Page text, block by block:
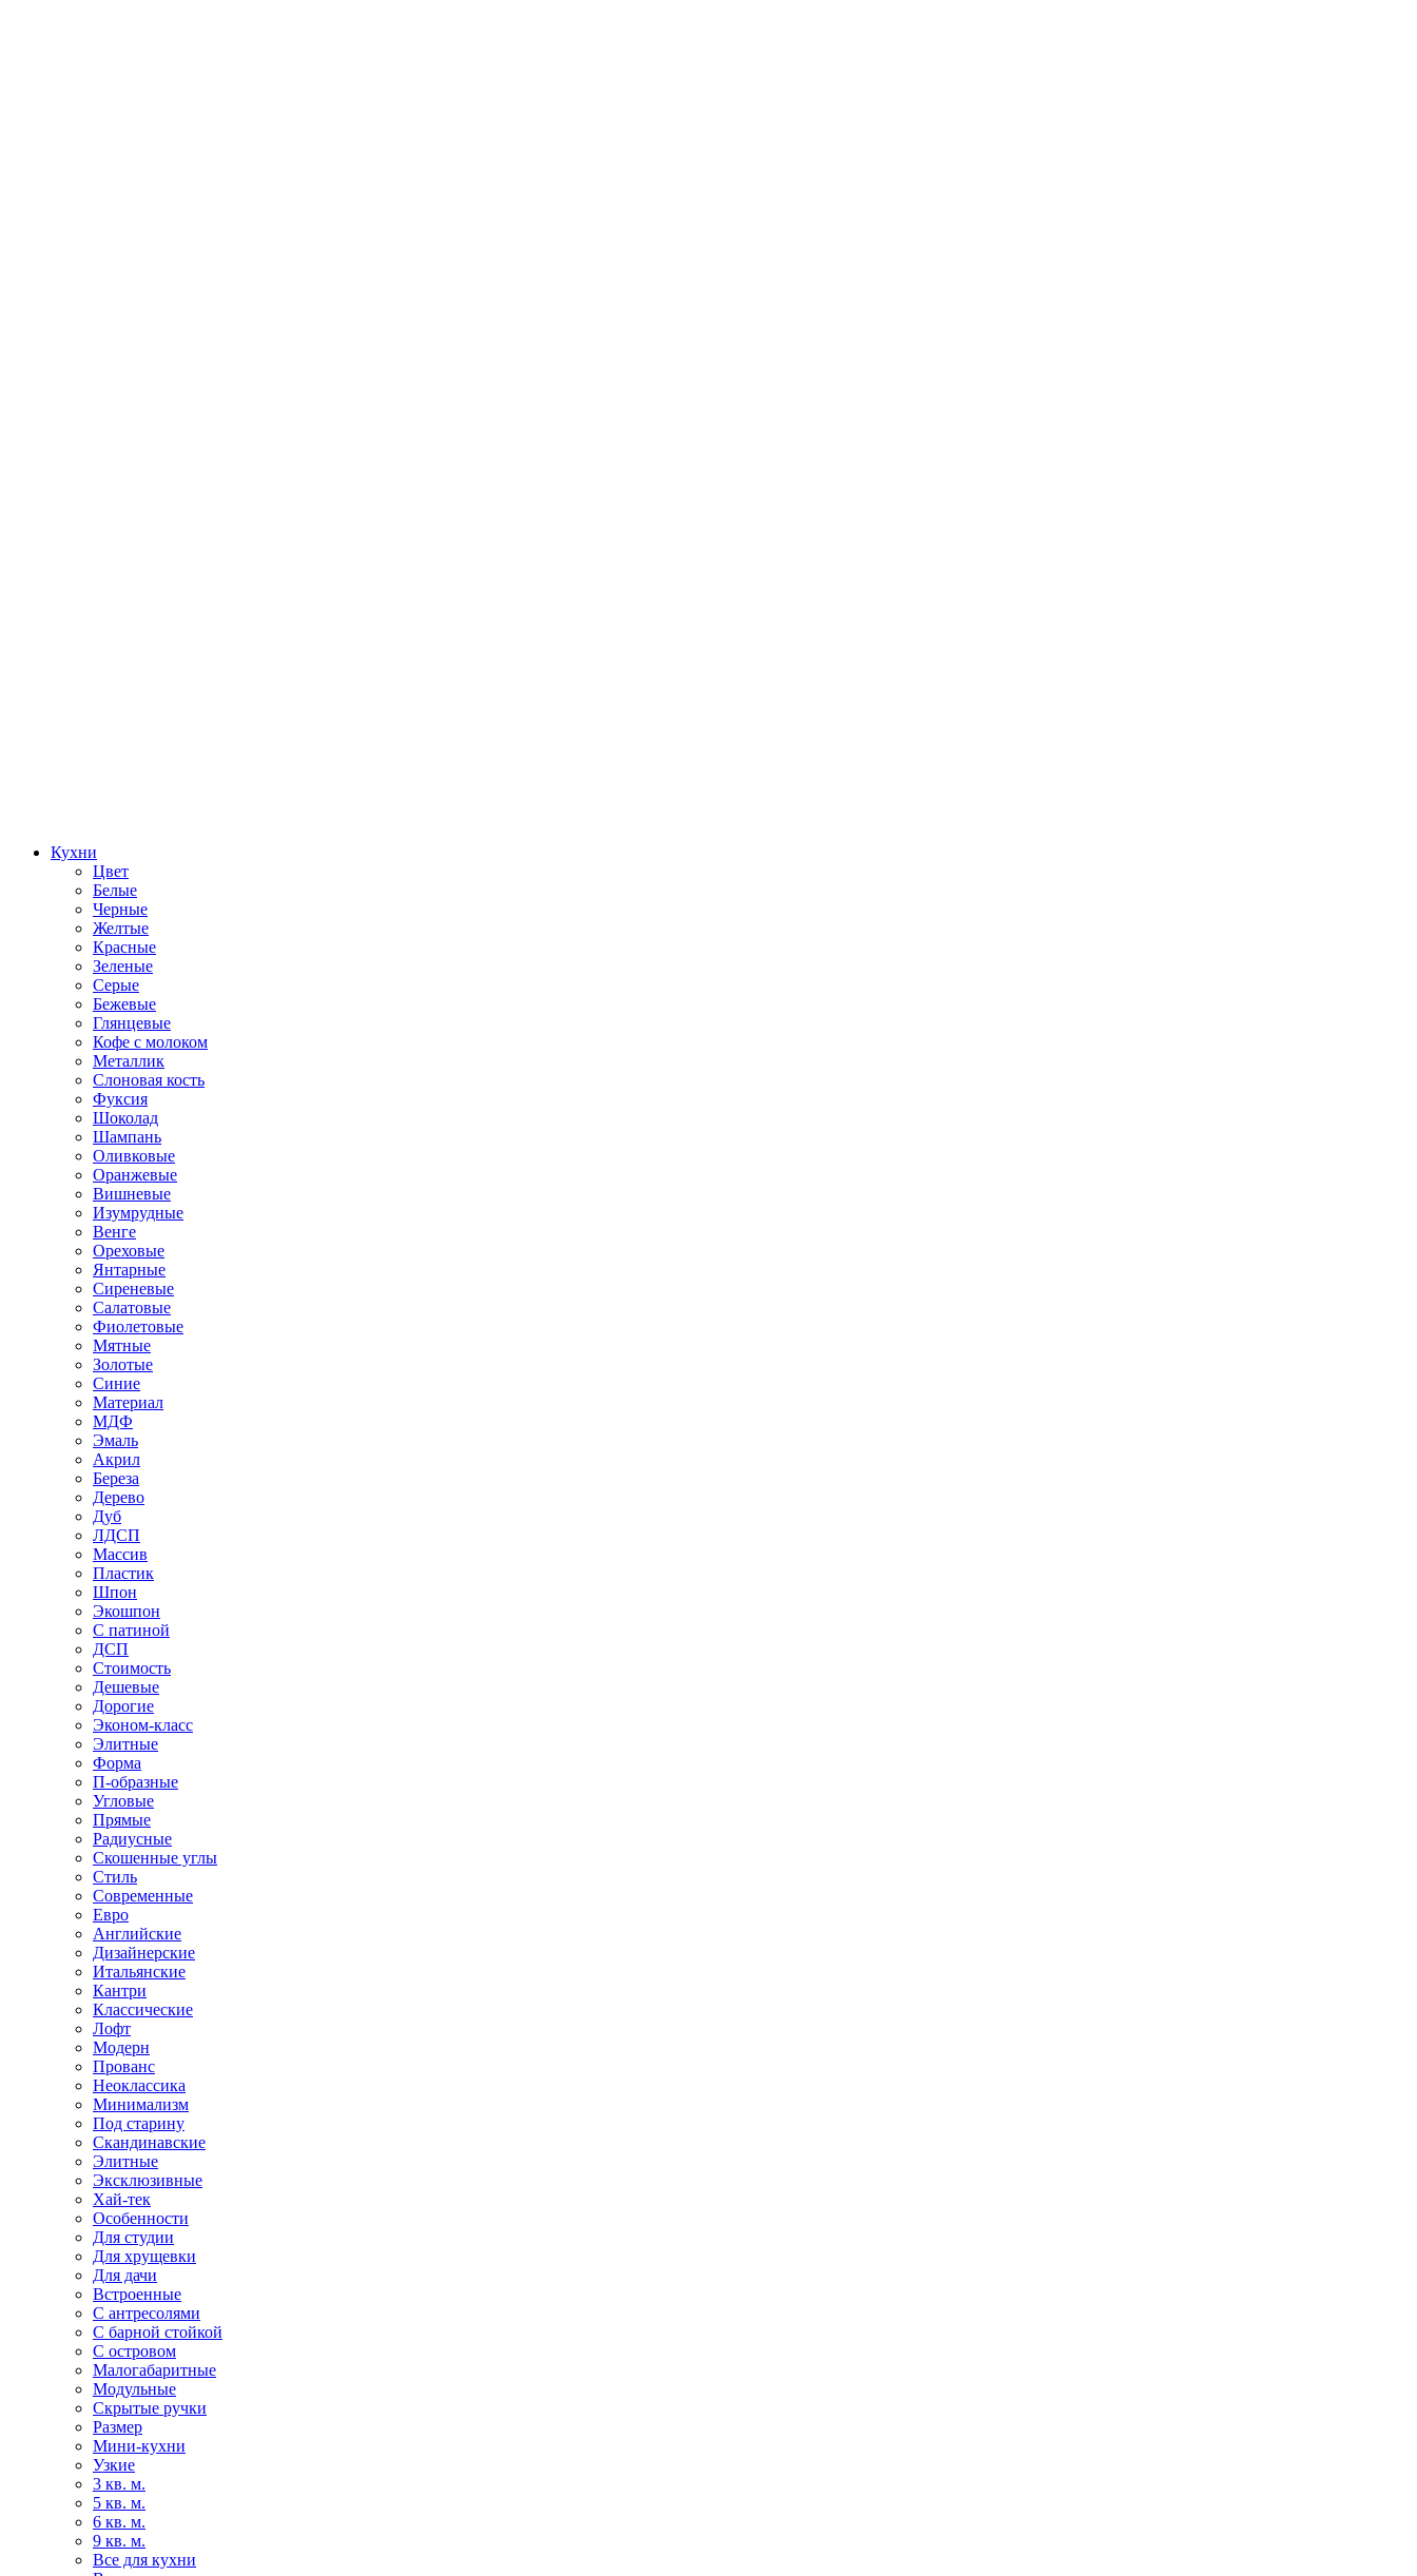
Кухни
Цвет
Белые
Черные
Желтые
Красные
Зеленые
Серые
Бежевые
Глянцевые
Кофе с молоком
Металлик
Слоновая кость
Фуксия
Шоколад
Шампань
Оливковые
Оранжевые
Вишневые
Изумрудные
Венге
Ореховые
Янтарные
Сиреневые
Салатовые
Фиолетовые
Мятные
Золотые
Синие
Материал
МДФ
Эмаль
Акрил
Береза
Дерево
Дуб
ЛДСП
Массив
Пластик
Шпон
Экошпон
С патиной
ДСП
Стоимость
Дешевые
Дорогие
Эконом-класс
Элитные
Форма
П-образные
Угловые
Прямые
Радиусные
Скошенные углы
Стиль
Современные
Евро
Английские
Дизайнерские
Итальянские
Кантри
Классические
Лофт
Модерн
Прованс
Неоклассика
Минимализм
Под старину
Скандинавские
Элитные
Эксклюзивные
Хай-тек
Особенности
Для студии
Для хрущевки
Для дачи
Встроенные
С антресолями
С барной стойкой
С островом
Малогабаритные
Модульные
Скрытые ручки
Размер
Мини-кухни
Узкие
3 кв. м.
5 кв. м.
6 кв. м.
9 кв. м.
Все для кухни